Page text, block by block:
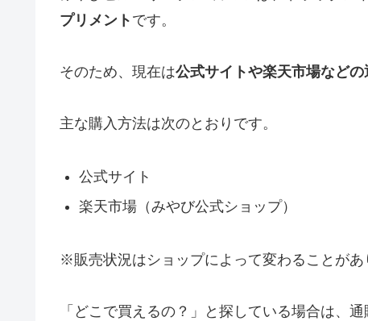
プリメント です。
そのため、現在は公式サイトや楽天市場など
主な購入方法は次のとおりです。
公式サイト
楽天市場（みやび公式ショップ）
※販売状況はショップによって変わることがあ
「どこで買えるの？」と探している場合は、